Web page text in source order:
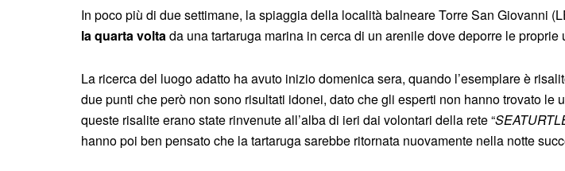
In poco più di due settimane, la spiaggia della località balneare Torre San Giovanni
la quarta volta da una tartaruga marina in cerca di un arenile dove deporre le proprie
La ricerca del luogo adatto ha avuto inizio domenica sera, quando l’esemplare è
due punti che però non sono risultati idonei, dato che gli esperti non hanno trovato le
queste risalite erano state rinvenute all’alba di ieri dai volontari della rete “
hanno poi ben pensato che la tartaruga sarebbe ritornata nuovamente nella notte